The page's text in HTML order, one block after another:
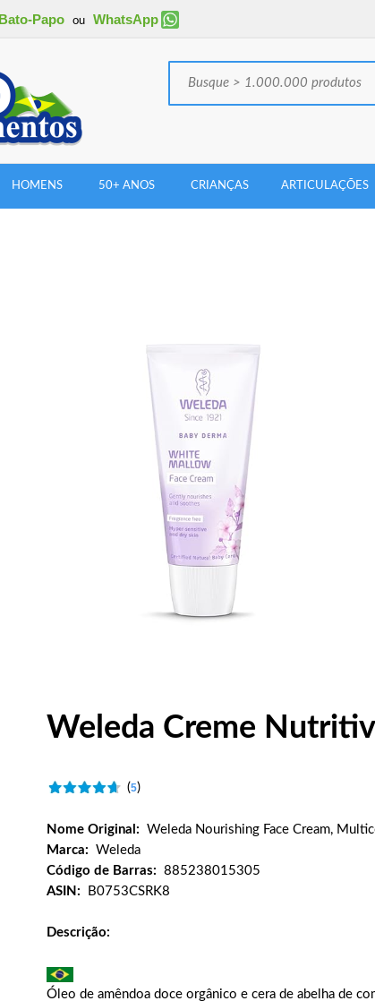
Bato-Papo ou WhatsApp
HOMENS 50+ ANOS CRIANÇAS ARTICULAÇÕES
Weleda Creme
(5)
Nome Original: Weleda Nourishing Face Cream,
Marca: Weleda
Código de Barras: 885238015305
ASIN:
B0753CSRK8
Descrição:
Óleo de amêndoa doce orgânico e cera de abelha de